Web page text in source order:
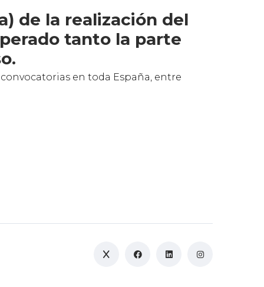
de la realización del
tanto la parte
en toda España, entre